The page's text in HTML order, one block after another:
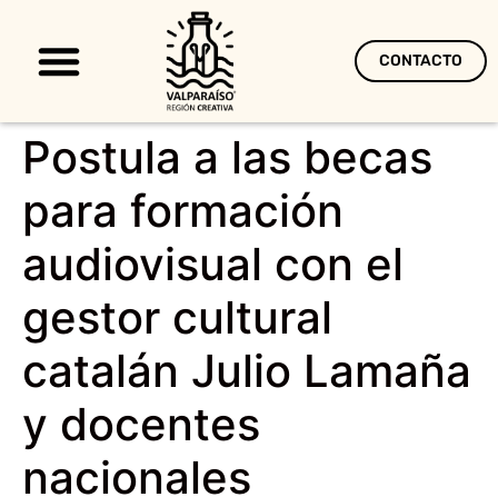
CONTACTO
Postula a las becas
para formación
audiovisual con el
gestor cultural
catalán Julio Lamaña
y docentes
nacionales